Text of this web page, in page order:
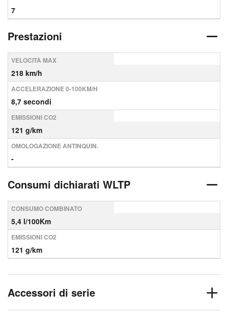
7
Prestazioni
VELOCITÀ MAX
218 km/h
ACCELERAZIONE 0-100KM/H
8,7 secondi
EMISSIONI CO2
121 g/km
OMOLOGAZIONE ANTINQUIN.
-
Consumi dichiarati WLTP
CONSUMO COMBINATO
5,4 l/100Km
EMISSIONI CO2
121 g/km
Accessori di serie